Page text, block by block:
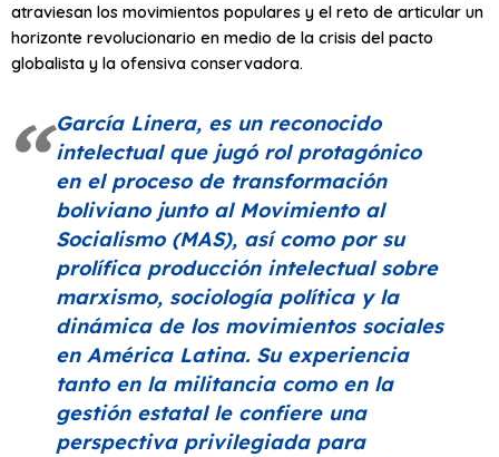
atraviesan los movimientos populares y el reto de articular un
horizonte revolucionario en medio de la crisis del pacto
globalista y la ofensiva conservadora.
García Linera, es un reconocido
intelectual que jugó rol protagónico
en el proceso de transformación
boliviano junto al Movimiento al
Socialismo (MAS), así como por su
prolífica producción intelectual sobre
marxismo, sociología política y la
dinámica de los movimientos sociales
en América Latina. Su experiencia
tanto en la militancia como en la
gestión estatal le confiere una
perspectiva privilegiada para